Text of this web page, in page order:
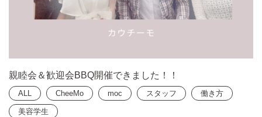
親睦会＆歓迎会BBQ開催できました！！
ALL CheeMo moc スタッフ 働き方
美容学生